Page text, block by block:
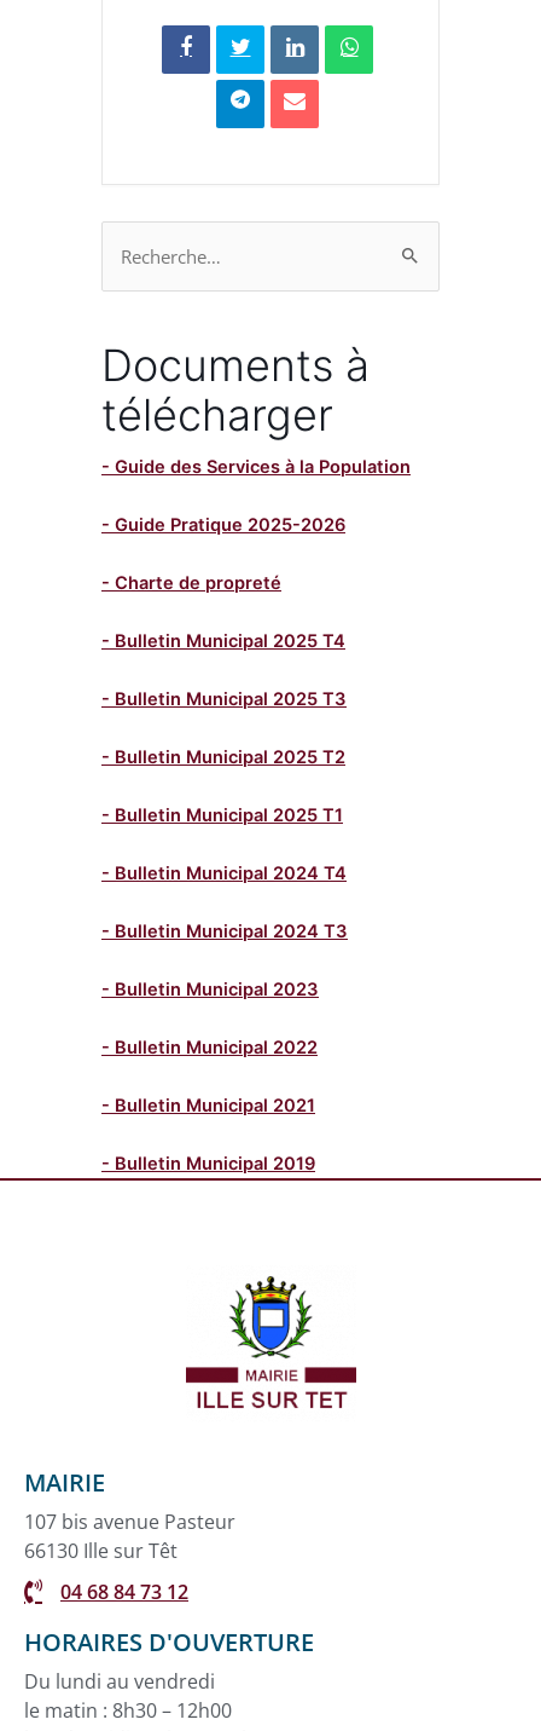
Rechercher :
Documents à
télécharger
- Guide des Services à la Population
- Guide Pratique 2025-2026
- Charte de propreté
- Bulletin Municipal 2025 T4
- Bulletin Municipal 2025 T3
- Bulletin Municipal 2025 T2
- Bulletin Municipal 2025 T1
- Bulletin Municipal 2024 T4
- Bulletin Municipal 2024 T3
- Bulletin Municipal 2023
- Bulletin Municipal 2022
- Bulletin Municipal 2021
- Bulletin Municipal 2019
MAIRIE
107 bis avenue Pasteur
66130 Ille sur Têt
04 68 84 73 12
HORAIRES D'OUVERTURE
Du lundi au vendredi
le matin : 8h30 – 12h00